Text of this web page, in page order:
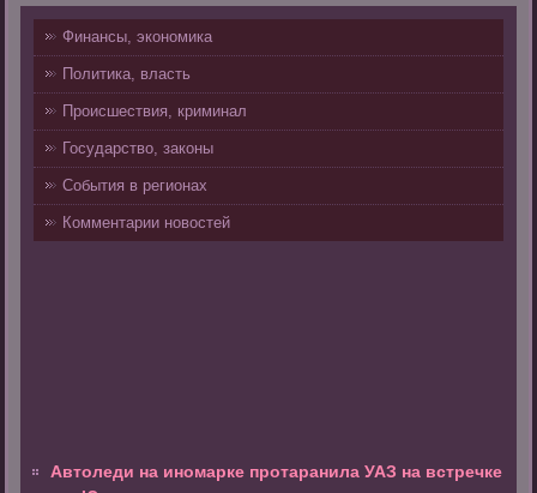
Финансы, экономика
Политика, власть
Происшествия, криминал
Государство, законы
События в регионах
Комментарии новостей
Автоледи на иномарке протаранила УАЗ на встречке